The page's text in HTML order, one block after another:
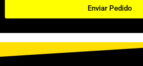
Enviar Pedido